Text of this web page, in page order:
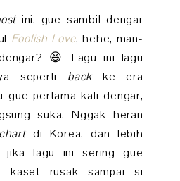
ini, gue sambil dengar
Foolish Love, hehe, man-
😆 Lagu ini lagu
seperti back ke era
gue pertama kali dengar,
suka. Nggak heran
di Korea, dan lebih
jika lagu ini sering gue
kaset rusak sampai si